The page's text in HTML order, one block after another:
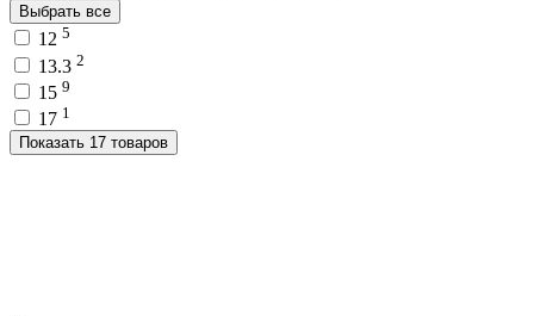
Выбрать все
12 5
13.3 2
15 9
17 1
Показать 17 товаров